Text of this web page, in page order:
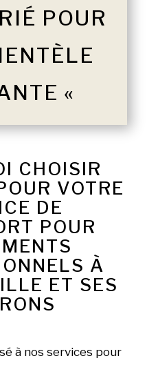
POUR
«
CHOISIR
VOTRE
DE
POUR
À
ET SES
à nos services pour